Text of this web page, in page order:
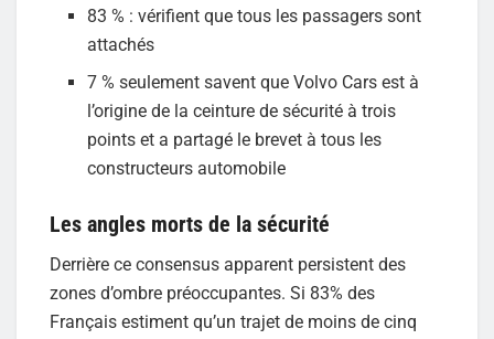
83 % : vérifient que tous les passagers sont
attachés
7 % seulement savent que Volvo Cars est à
l’origine de la ceinture de sécurité à trois
points et a partagé le brevet à tous les
constructeurs automobile
Les angles morts de la sécurité
Derrière ce consensus apparent persistent des
zones d’ombre préoccupantes. Si 83% des
Français estiment qu’un trajet de moins de cinq